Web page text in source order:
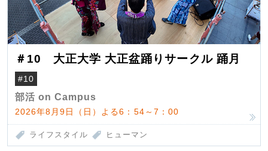
＃10 大正大学 大正盆踊りサークル 踊月
#10
部活 on Campus
2026年8月9日（日）よる6：54～7：00
ライフスタイル ヒューマン